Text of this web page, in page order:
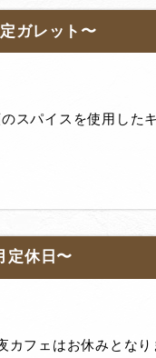
ガレット〜
スパイスを使用した
定休日〜
フェはお休みとな